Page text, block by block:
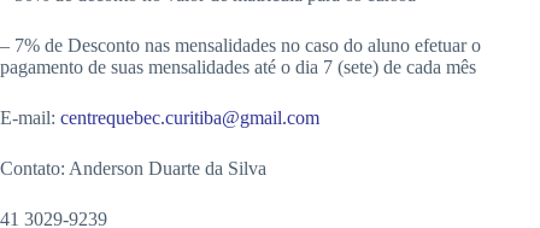
– 7% de Desconto nas mensalidades no caso do aluno efetuar o
pagamento de suas mensalidades até o dia 7 (sete) de cada mês
E-mail: centrequebec.curitiba@gmail.com
Contato: Anderson Duarte da Silva
41 3029-9239